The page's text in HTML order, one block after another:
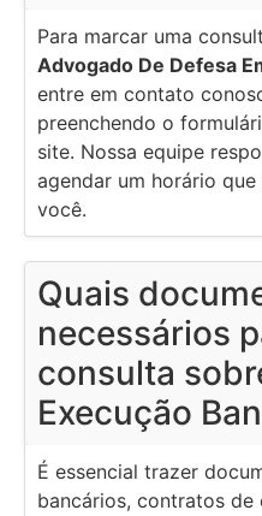
Para marcar uma
Advogado De Defesa
entre em contato
preenchendo o
site. Nossa equipe
agendar um horário
você.
Quais
necessários
consulta
Execução
É essencial trazer
bancários, contratos de